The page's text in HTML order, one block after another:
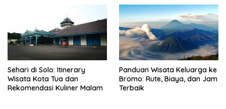
Sehari di Solo: Itinerary
Wisata Kota Tua dan
Rekomendasi Kuliner Malam
Panduan Wisata Keluarga ke
Bromo: Rute, Biaya, dan Jam
Terbaik